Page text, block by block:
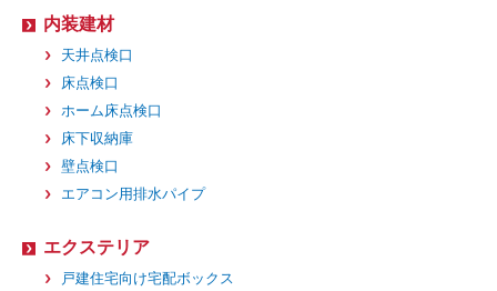
内装建材
天井点検口
床点検口
ホーム床点検口
床下収納庫
壁点検口
エアコン用排水パイプ
エクステリア
戸建住宅向け宅配ボックス